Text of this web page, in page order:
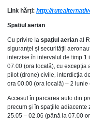
Link hărți: http://
Spațiul aerian
Cu privire la spațiul aerian al
siguranței și securității
interzise în intervalul de timp
07.00 (ora locală), cu excepția
pilot (drone) civile, interdicția
ora 00.00 (ora locală) – 2
Accesul în parcarea auto din
precum și în spațiile adiacente
25.05 – 02.06 (până la 07.00